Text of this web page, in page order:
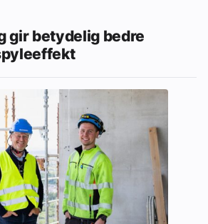
gir betydelig bedre